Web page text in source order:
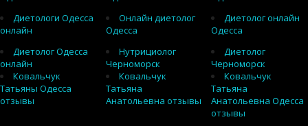
Диетологи Одесса
онлайн
Онлайн диетолог
Одесса
Диетолог онлайн
Одесса
Диетолог Одесса
онлайн
Нутрициолог
Черноморск
Диетолог
Черноморск
Ковальчук
Татьяны Одесса
отзывы
Ковальчук
Татьяна
Анатольевна отзывы
Ковальчук
Татьяна
Анатольевна Одесса
отзывы